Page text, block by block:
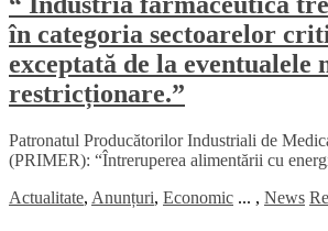
în categoria sectoarelor
exceptată de la eventualele
restricționare.”
Patronatul Producătorilor Industriali de
(PRIMER): “Întreruperea alimentării cu
Actualitate, Anunțuri, Economic ... , News